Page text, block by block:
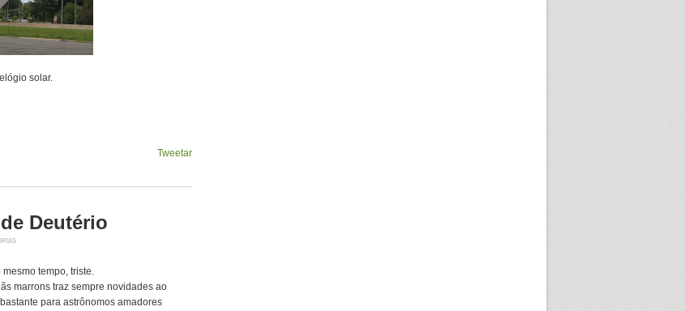
solar.
Tweetar
Deutério
tempo, triste.
marrons traz sempre novidades ao
para astrônomos amadores